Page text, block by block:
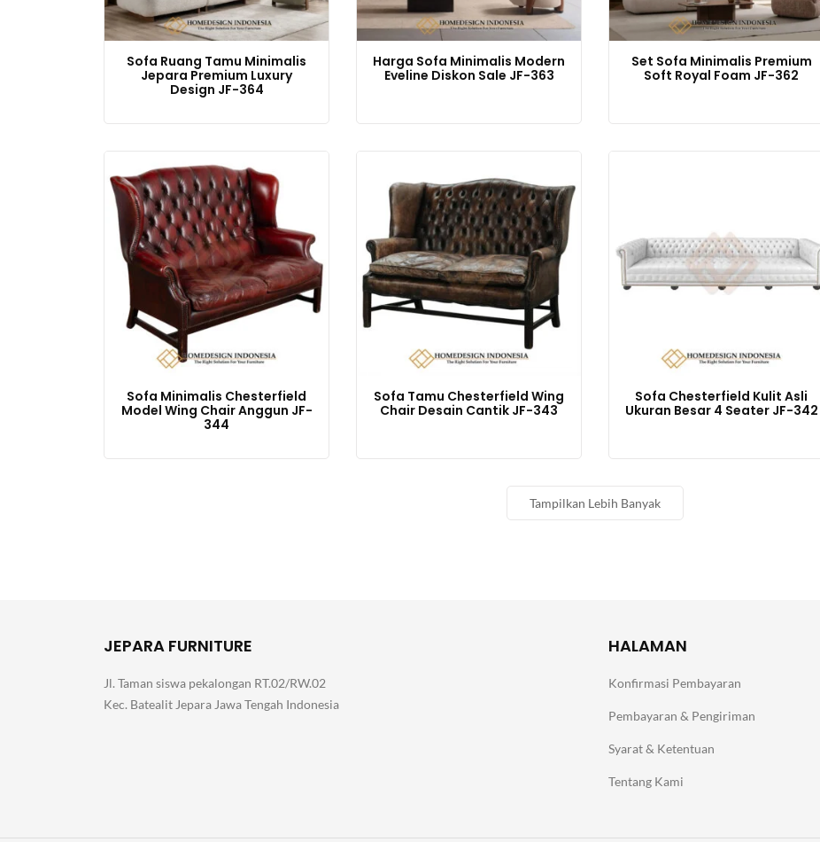
Sofa Ruang Tamu Minimalis
Jepara Premium Luxury
Design JF-364
Harga Sofa Minimalis Modern
Eveline Diskon Sale JF-363
Set Sofa Minimalis Premium
Soft Royal Foam JF-362
Sofa Minimalis Chesterfield
Model Wing Chair Anggun JF-
344
Sofa Tamu Chesterfield Wing
Chair Desain Cantik JF-343
Sofa Chesterfield Kulit Asli
Ukuran Besar 4 Seater JF-342
Tampilkan Lebih Banyak
JEPARA FURNITURE
Jl. Taman siswa pekalongan RT.02/RW.02
Kec. Batealit Jepara Jawa Tengah Indonesia
HALAMAN
Konfirmasi Pembayaran
Pembayaran & Pengiriman
Syarat & Ketentuan
Tentang Kami